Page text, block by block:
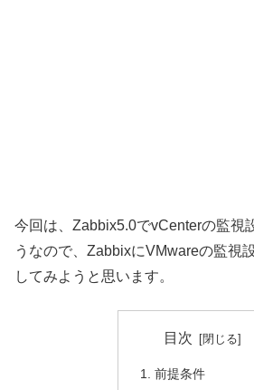
今回は、Zabbix5.0でvCenterの監視
うなので、ZabbixにVMwareの監視
してみようと思います。
目次
前提条件